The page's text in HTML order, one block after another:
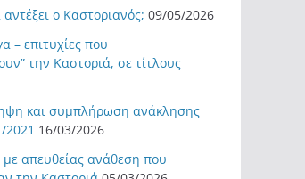
ο Καστοριανός; 09/05/2026
– επιτυχίες που
την Καστοριά, σε τίτλους
και συμπλήρωση ανάκλησης
2021 16/03/2026
απευθείας ανάθεση που